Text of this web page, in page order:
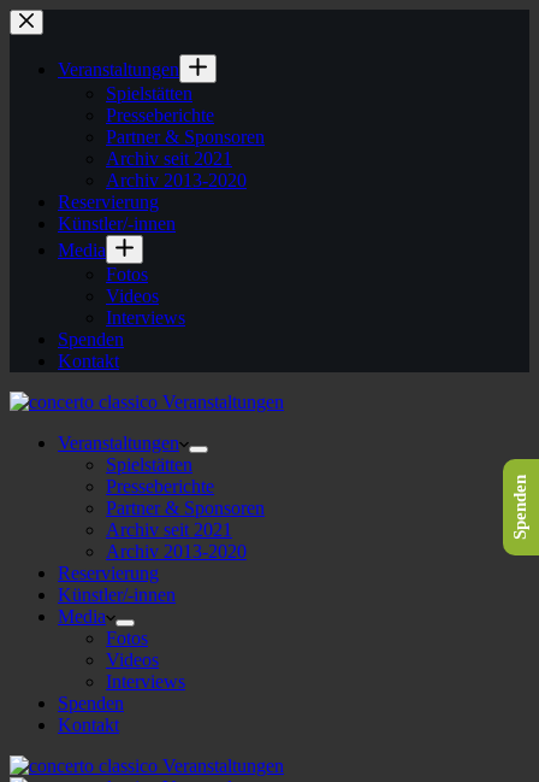
Veranstaltungen
Spielstätten
Presseberichte
Partner & Sponsoren
Archiv seit 2021
Archiv 2013-2020
Reservierung
Künstler/-innen
Media
Fotos
Videos
Interviews
Spenden
Kontakt
Veranstaltungen
Spielstätten
Presseberichte
Partner & Sponsoren
Archiv seit 2021
Archiv 2013-2020
Reservierung
Künstler/-innen
Media
Fotos
Videos
Interviews
Spenden
Kontakt
Spenden